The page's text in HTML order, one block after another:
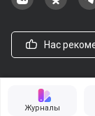
Журналы
Нас